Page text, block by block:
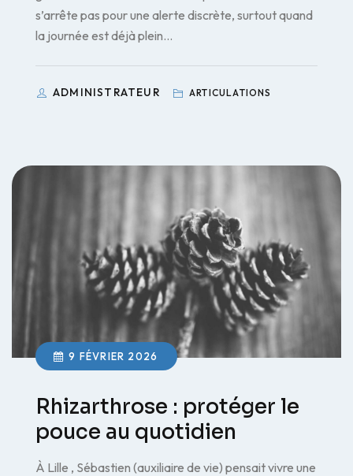
s’arrête pas pour une alerte discrète, surtout quand
la journée est déjà plein…
ADMINISTRATEUR ARTICULATIONS
9 FÉVRIER 2026
Rhizarthrose : protéger le
pouce au quotidien
À Lille , Sébastien (auxiliaire de vie) pensait vivre une